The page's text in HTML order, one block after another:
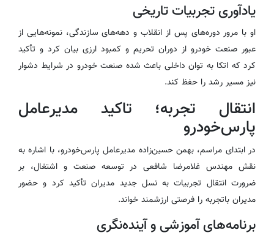
یادآوری تجربیات تاریخی
او با مرور دوره‌های پس از انقلاب و دهه‌های سازندگی، نمونه‌هایی از
عبور صنعت خودرو از دوران تحریم و کمبود ارزی بیان کرد و تأکید
کرد که اتکا به توان داخلی باعث شده صنعت خودرو در شرایط دشوار
نیز مسیر رشد را حفظ کند.
انتقال تجربه؛ تاکید مدیرعامل
پارس‌خودرو
در ابتدای مراسم، بهمن حسین‌زاده مدیرعامل پارس‌خودرو، با اشاره به
نقش مهندس غلامرضا شافعی در توسعه صنعت و اشتغال، بر
ضرورت انتقال تجربیات به نسل جدید مدیران تأکید کرد و حضور
مدیران باتجربه را فرصتی ارزشمند خواند.
برنامه‌های آموزشی و آینده‌نگری